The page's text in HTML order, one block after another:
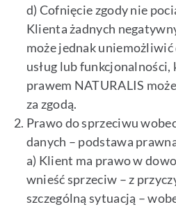
d) Cofnięcie zgody nie
Klienta żadnych
może jednak
usług lub funkcjonalności,
prawem NATURALIS
za zgodą.
Prawo do sprzeciwu
danych – podstawa
a) Klient ma prawo w
wnieść sprzeciw – z
szczególną sytuacją –